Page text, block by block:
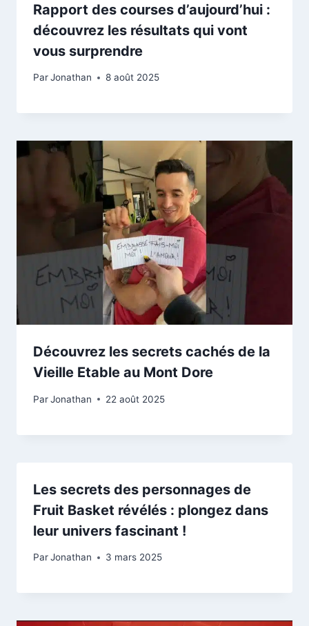
Rapport des courses d’aujourd’hui :
découvrez les résultats qui vont
vous surprendre
ParJonathan 8 août 2025
Découvrez les secrets cachés de la
Vieille Etable au Mont Dore
ParJonathan 22 août 2025
Les secrets des personnages de
Fruit Basket révélés : plongez dans
leur univers fascinant !
ParJonathan 3 mars 2025